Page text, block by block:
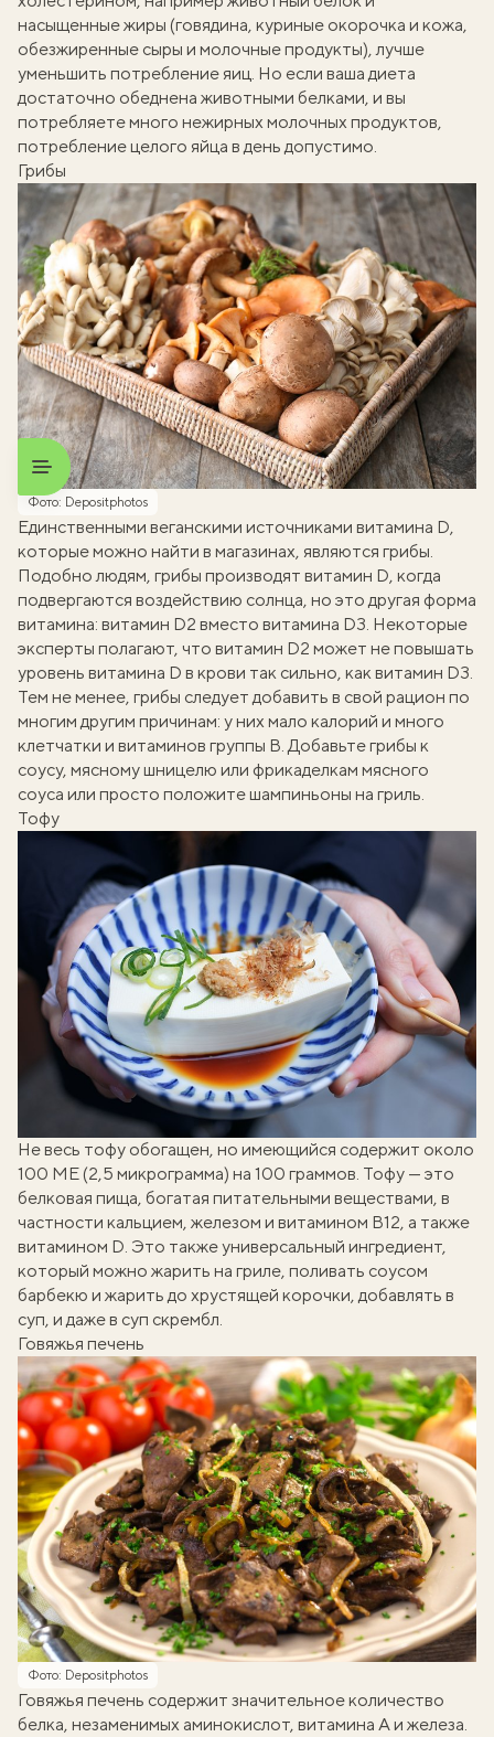
насыщенные жиры (говядина, куриные окорочка и кожа,
обезжиренные сыры и молочные продукты), лучше
уменьшить потребление яиц. Но если ваша диета
достаточно обеднена животными белками, и вы
потребляете много нежирных молочных продуктов,
потребление целого яйца в день допустимо.
Грибы
Фото: Depositphotos
Единственными веганскими источниками витамина D,
которые можно найти в магазинах, являются грибы.
Подобно людям, грибы производят витамин D, когда
подвергаются воздействию солнца, но это другая форма
витамина: витамин D2 вместо витамина D3. Некоторые
эксперты полагают, что витамин D2 может не повышать
уровень витамина D в крови так сильно, как витамин D3.
Тем не менее, грибы следует добавить в свой рацион по
многим другим причинам: у них мало калорий и много
клетчатки и витаминов группы В. Добавьте грибы к
соусу, мясному шницелю или фрикаделкам мясного
соуса или просто положите шампиньоны на гриль.
Тофу
Не весь тофу обогащен, но имеющийся содержит около
100 МЕ (2,5 микрограмма) на 100 граммов. Тофу — это
белковая пища, богатая питательными веществами, в
частности кальцием, железом и витамином B12, а также
витамином D. Это также универсальный ингредиент,
который можно жарить на гриле, поливать соусом
барбекю и жарить до хрустящей корочки, добавлять в
суп, и даже в суп скрембл.
Говяжья печень
Фото: Depositphotos
Говяжья печень содержит значительное количество
белка, незаменимых аминокислот, витамина А и железа.